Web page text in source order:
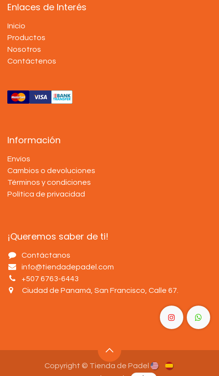
Enlaces de Interés
Inicio
Productos
Nosotros
Contáctenos
Información
Envíos
Cambios o devoluciones
Términos y condiciones
Política de privacidad
¡Queremos saber de ti!
Contáctanos
info@tiendadepadel.com
+507 6763-6443
Ciudad de Panamá, San Francisco, Calle 67
Copyright © Tienda de Padel